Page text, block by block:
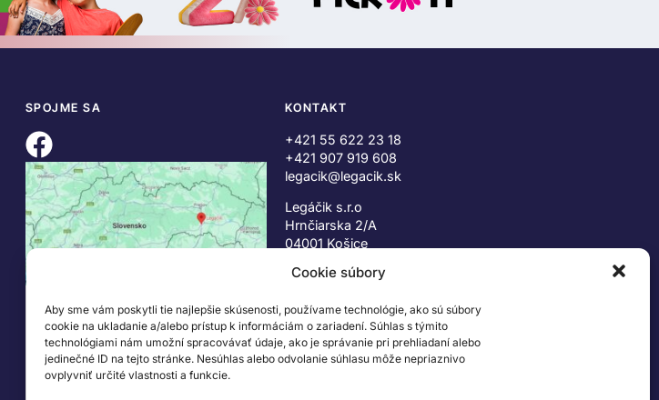
Cookie súbory
Aby sme vám poskytli tie najlepšie skúsenosti, používame technológie, ako sú súbory
cookie na ukladanie a/alebo prístup k informáciám o zariadení. Súhlas s týmito
technológiami nám umožní spracovávať údaje, ako je správanie pri prehliadaní alebo
jedinečné ID na tejto stránke. Nesúhlas alebo odvolanie súhlasu môže nepriaznivo
ovplyvniť určité vlastnosti a funkcie.
SPOJME SA KONTAKT
+421 55 622 23 18
+421 907 919 608
legacik@legacik.sk
Legáčik s.r.o
Hrnčiarska 2/A
04001 Košice
IČ DPH: SK2023978330